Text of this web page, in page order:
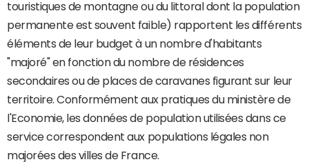
touristiques de montagne ou du littoral dont la population
permanente est souvent faible) rapportent les différents
éléments de leur budget à un nombre d'habitants
"majoré" en fonction du nombre de résidences
secondaires ou de places de caravanes figurant sur leur
territoire. Conformément aux pratiques du ministère de
l'Economie, les données de population utilisées dans ce
service correspondent aux populations légales non
majorées des villes de France.